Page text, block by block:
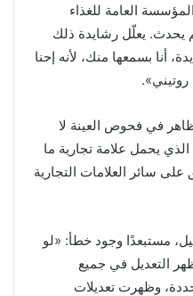
العامة للغذاء
يحدث. يعلّل رشايدة ذلك
أنا بسمعها منك، لأنه إحنا
في فحوص العينة لا
يحمل علامة تجارية ما
سائر العلامات التجارية
مستبعدًا وجود خطأ: «لو
التعديل في جميع
وظهرت تعديلات